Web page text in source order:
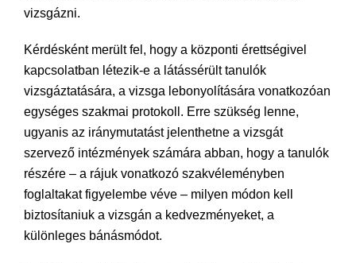
vizsgázni.
Kérdésként merült fel, hogy a központi érettségivel
kapcsolatban létezik-e a látássérült tanulók
vizsgáztatására, a vizsga lebonyolítására vonatkozóan
egységes szakmai protokoll. Erre szükség lenne,
ugyanis az iránymutatást jelenthetne a vizsgát
szervező intézmények számára abban, hogy a tanulók
részére – a rájuk vonatkozó szakvéleményben
foglaltakat figyelembe véve – milyen módon kell
biztosítaniuk a vizsgán a kedvezményeket, a
különleges bánásmódot.